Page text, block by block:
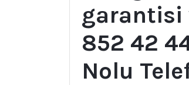
garantisi
852 42
Nolu